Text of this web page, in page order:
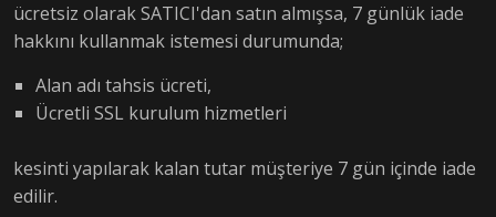
ücretsiz olarak SATICI'dan satın almışsa, 7 günlük iade
hakkını kullanmak istemesi durumunda;
Alan adı tahsis ücreti,
Ücretli SSL kurulum hizmetleri
kesinti yapılarak kalan tutar müşteriye 7 gün içinde iade
edilir.